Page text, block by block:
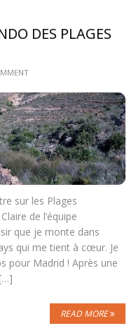
DES PLAGES
sur les Plages
de l’équipe
que je monte dans
qui me tient à cœur. Je
pour Madrid ! Après une
READ MORE